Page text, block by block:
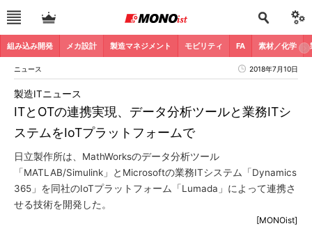
組み込み開発 メカ設計 製造マネジメント モビリティ FA 素材／化学
ニュース 2018年7月10日
ITとOTの連携実現、データ分析ツールと業務ITシ
ステムをIoTプラットフォームで
製造ITニュース
日立製作所は、MathWorksのデータ分析ツール
「MATLAB/Simulink」とMicrosoftの業務ITシステム「Dynamics
365」を同社のIoTプラットフォーム「Lumada」によって連携さ
せる技術を開発した。
[MONOist]